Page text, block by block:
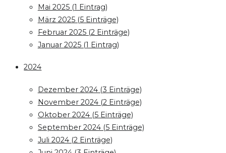
Mai 2025 (1 Eintrag)
März 2025 (5 Einträge)
Februar 2025 (2 Einträge)
Januar 2025 (1 Eintrag)
2024
Dezember 2024 (3 Einträge)
November 2024 (2 Einträge)
Oktober 2024 (5 Einträge)
September 2024 (5 Einträge)
Juli 2024 (2 Einträge)